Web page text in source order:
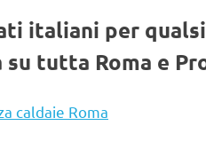
italiani per
tutta Roma e
caldaie Roma